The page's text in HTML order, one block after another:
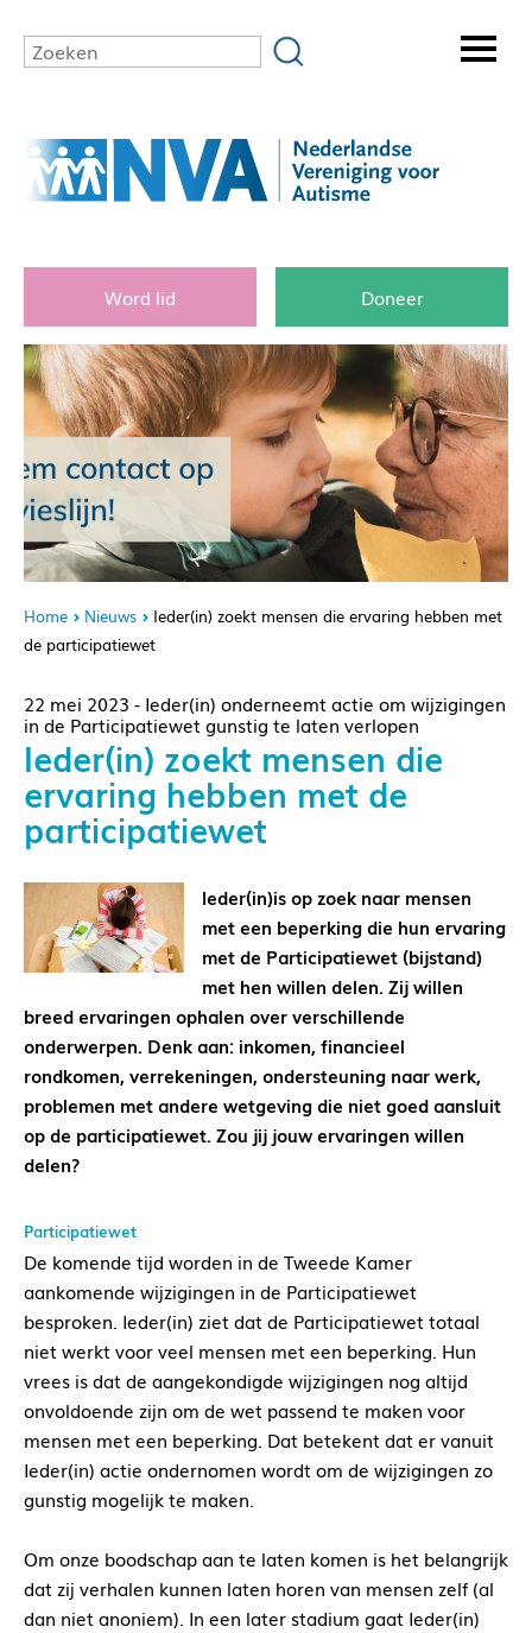
Word lid Doneer
Home Nieuws
Ieder(in) zoekt mensen die ervaring hebben met
de participatiewet
22 mei 2023 - Ieder(in) onderneemt actie om wijzigingen
in de Participatiewet gunstig te laten verlopen
Ieder(in) zoekt mensen die
ervaring hebben met de
participatiewet
Ieder(in)is op zoek naar mensen
met een beperking die hun ervaring
met de Participatiewet (bijstand)
met hen willen delen. Zij willen
breed ervaringen ophalen over verschillende
onderwerpen. Denk aan: inkomen, financieel
rondkomen, verrekeningen, ondersteuning naar werk,
problemen met andere wetgeving die niet goed aansluit
op de participatiewet. Zou jij jouw ervaringen willen
delen?
Participatiewet
De komende tijd worden in de Tweede Kamer
aankomende wijzigingen in de Participatiewet
besproken. Ieder(in) ziet dat de Participatiewet totaal
niet werkt voor veel mensen met een beperking. Hun
vrees is dat de aangekondigde wijzigingen nog altijd
onvoldoende zijn om de wet passend te maken voor
mensen met een beperking. Dat betekent dat er vanuit
Ieder(in) actie ondernomen wordt om de wijzigingen zo
gunstig mogelijk te maken.
Om onze boodschap aan te laten komen is het belangrijk
dat zij verhalen kunnen laten horen van mensen zelf (al
dan niet anoniem). In een later stadium gaat Ieder(in)